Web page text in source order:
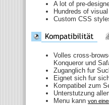
A lot of pre-
Hundreds of
Custom CSS
Volles cross-
Konqueror und
Zuganglich fur
Eignet sich fur
Kompatibel zum
Unterstutzung
Menu kann von